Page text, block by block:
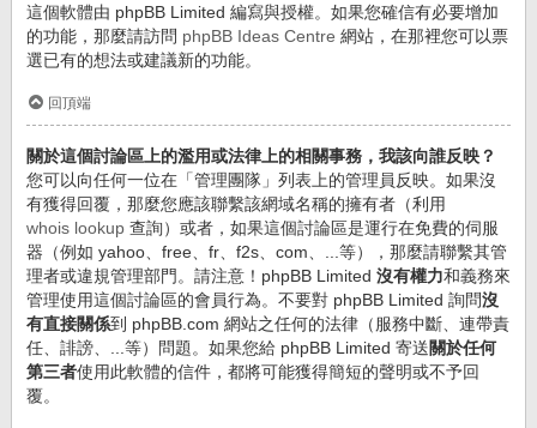
這個軟體由 phpBB Limited 編寫與授權。如果您確信有必要增加
的功能，那麼請訪問 phpBB Ideas Centre 網站，在那裡您可以票
選已有的想法或建議新的功能。
回頂端
關於這個討論區上的濫用或法律上的相關事務，我該向誰反映？
您可以向任何一位在「管理團隊」列表上的管理員反映。如果沒
有獲得回覆，那麼您應該聯繫該網域名稱的擁有者（利用
whois lookup 查詢）或者，如果這個討論區是運行在免費的伺服
器（例如 yahoo、free、fr、f2s、com、...等），那麼請聯繫其管
理者或違規管理部門。請注意！phpBB Limited 沒有權力和義務來
管理使用這個討論區的會員行為。不要對 phpBB Limited 詢問沒
有直接關係到 phpBB.com 網站之任何的法律（服務中斷、連帶責
任、誹謗、...等）問題。如果您給 phpBB Limited 寄送關於任何
第三者使用此軟體的信件，都將可能獲得簡短的聲明或不予回
覆。